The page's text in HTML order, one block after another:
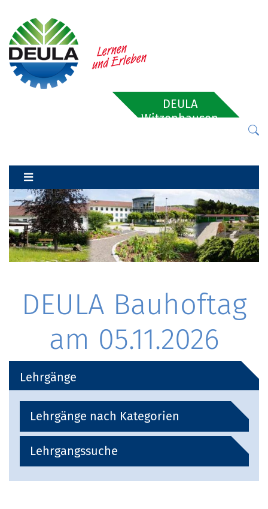
DEULA
Witzenhausen
DEULA Bauhoftag
am 05.11.2026
Lehrgänge
Lehrgänge nach Kategorien
Lehrgangssuche